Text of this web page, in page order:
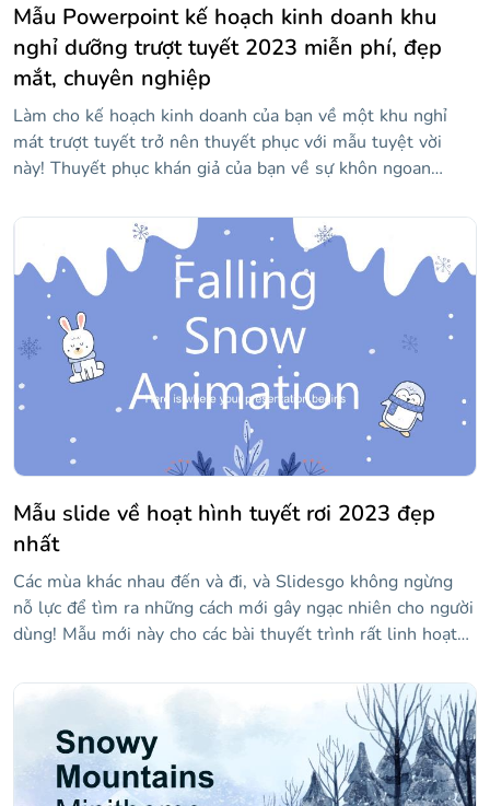
Mẫu Powerpoint kế hoạch kinh doanh khu
nghỉ dưỡng trượt tuyết 2023 miễn phí, đẹp
mắt, chuyên nghiệp
Làm cho kế hoạch kinh doanh của bạn về một khu nghỉ
mát trượt tuyết trở nên thuyết phục với mẫu tuyệt vời
này! Thuyết phục khán giả của bạn về sự khôn ngoan
vời như có một con dốc với bột tươi cho chính bạn. Phong
cách trực quan của nó làm cho màu trắng trở thành màu
chủ đạo, như nó phải vậy, và phủ lên văn bản và các điểm
nhấn khác bằng màu đen để có một cái nhìn rõ ràng gợi ý
mùa đông tại một khu nghỉ mát trượt tuyết bận rộn.
Mẫu slide về hoạt hình tuyết rơi 2023 đẹp
nhất
Các mùa khác nhau đến và đi, và Slidesgo không ngừng
nỗ lực để tìm ra những cách mới gây ngạc nhiên cho người
dùng! Mẫu mới này cho các bài thuyết trình rất linh hoạt
liên quan đến mùa đông hoặc tuyết. Đây là một điểm mới
lạ: chúng tôi đã thiết kế nó ban đầu trong PowerPoint!
Chúng tôi đang thử nghiệm vùng biển, nhưng trong thời
gian chờ đợi, hãy tùy chỉnh các slide này và bố cục dễ đọc
của chúng!